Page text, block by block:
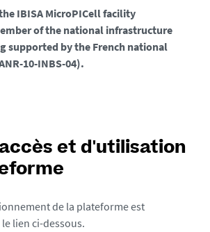
IBISA MicroPICell facility
of the national infrastructure
supported by the French national
10-INBS-04).
et d'utilisation
de la plateforme est
lien ci-dessous.